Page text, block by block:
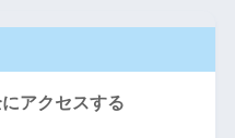
アクセスする